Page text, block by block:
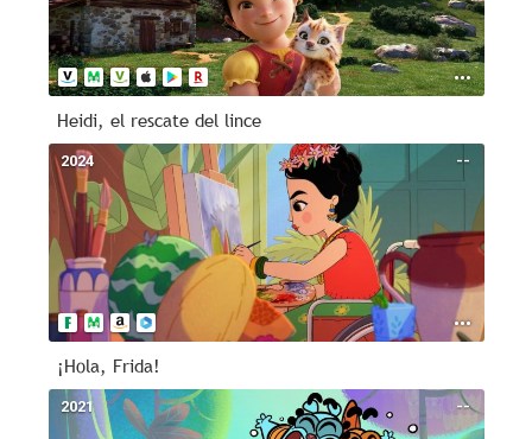
Heidi, el rescate del lince
--
2024
¡Hola, Frida!
--
2021